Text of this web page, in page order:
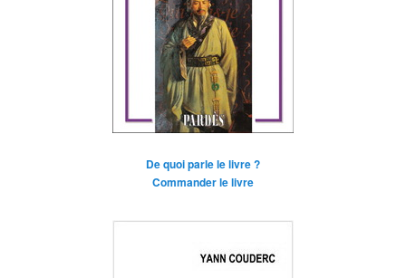
De quoi parle le livre ?
Commander le livre